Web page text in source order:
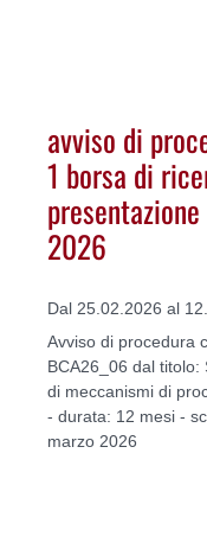
avviso di
1 borsa di
2026
Dal 25.02.2026 al
Avviso di procedura
BCA26_06 dal
di meccanismi di
- durata: 12 mesi -
marzo 2026